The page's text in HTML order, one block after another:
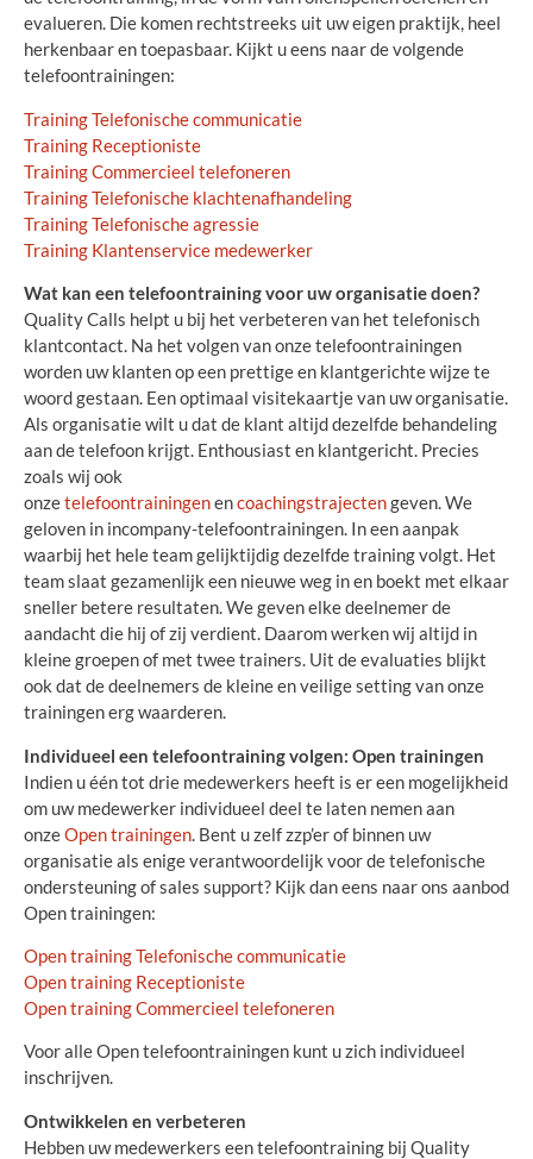
evalueren. Die komen rechtstreeks uit uw eigen praktijk, heel
herkenbaar en toepasbaar. Kijkt u eens naar de volgende
telefoontrainingen:
Training Telefonische communicatie
Training Receptioniste
Training Commercieel telefoneren
Training Telefonische klachtenafhandeling
Training Telefonische agressie
Training Klantenservice medewerker
Wat kan een telefoontraining voor uw organisatie doen?
Quality Calls helpt u bij het verbeteren van het telefonisch
klantcontact. Na het volgen van onze telefoontrainingen
worden uw klanten op een prettige en klantgerichte wijze te
woord gestaan. Een optimaal visitekaartje van uw organisatie.
Als organisatie wilt u dat de klant altijd dezelfde behandeling
aan de telefoon krijgt. Enthousiast en klantgericht. Precies
zoals wij ook
onzetelefoontrainingenencoachingstrajectengeven. We
geloven in incompany-telefoontrainingen. In een aanpak
waarbij het hele team gelijktijdig dezelfde training volgt. Het
team slaat gezamenlijk een nieuwe weg in en boekt met elkaar
sneller betere resultaten. We geven elke deelnemer de
aandacht die hij of zij verdient. Daarom werken wij altijd in
kleine groepen of met twee trainers. Uit de evaluaties blijkt
ook dat de deelnemers de kleine en veilige setting van onze
trainingen erg waarderen.
Individueel een telefoontraining volgen: Open trainingen
Indien u één tot drie medewerkers heeft is er een mogelijkheid
om uw medewerker individueel deel te laten nemen aan
onzeOpen trainingen . Bent u zelf zzp’er of binnen uw
organisatie als enige verantwoordelijk voor de telefonische
ondersteuning of sales support? Kijk dan eens naar ons aanbod
Open trainingen:
Open training Telefonische communicatie
Open training Receptioniste
Open training Commercieel telefoneren
Voor alle Open telefoontrainingen kunt u zich individueel
inschrijven.
Ontwikkelen en verbeteren
Hebben uw medewerkers een telefoontraining bij Quality